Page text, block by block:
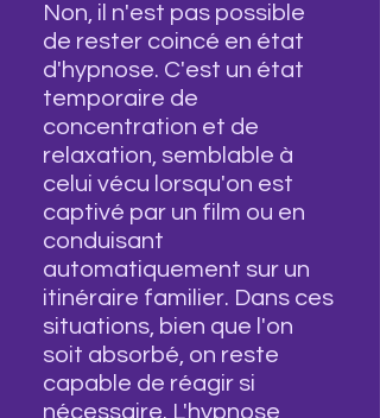
Non, il n'est pas possible
de rester coincé en état
d'hypnose. C'est un état
temporaire de
concentration et de
relaxation, semblable à
celui vécu lorsqu'on est
captivé par un film ou en
conduisant
automatiquement sur un
itinéraire familier. Dans ces
situations, bien que l'on
soit absorbé, on reste
capable de réagir si
nécessaire. L'hypnose